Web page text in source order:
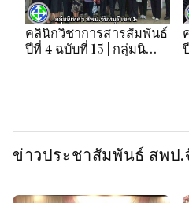
คลินิกวิชาการสารสัมพันธ์
ปีที่ 4 ฉบับที่ 15 | กลุ่มนิ
ข่าวประชาสัมพันธ์ สพป.